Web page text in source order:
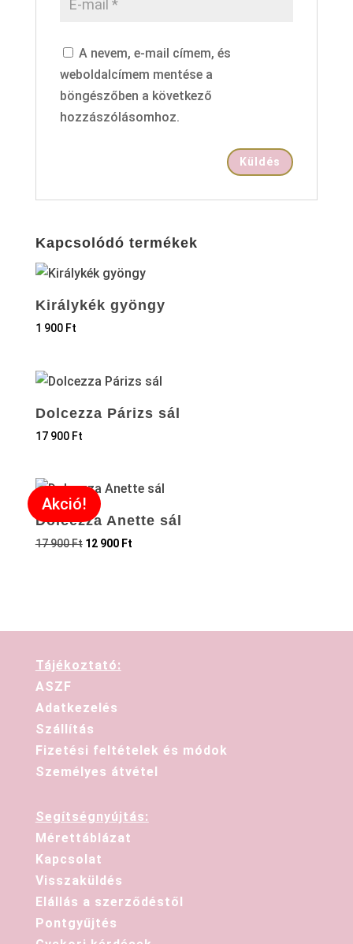
A nevem, e-mail címem, és
weboldalcímem mentése a
böngészőben a következő
hozzászólásomhoz.
Kapcsolódó termékek
Királykék gyöngy
1 900 Ft
Dolcezza Párizs sál
17 900 Ft
Akció!
Dolcezza Anette sál
17 900Ft 12 900 Ft
Tájékoztató:
ASZF
Adatkezelés
Szállítás
Fizetési feltételek és módok
Személyes átvétel
Segítségnyújtás:
Mérettáblázat
Kapcsolat
Visszaküldés
Elállás a szerződéstől
Pontgyűjtés